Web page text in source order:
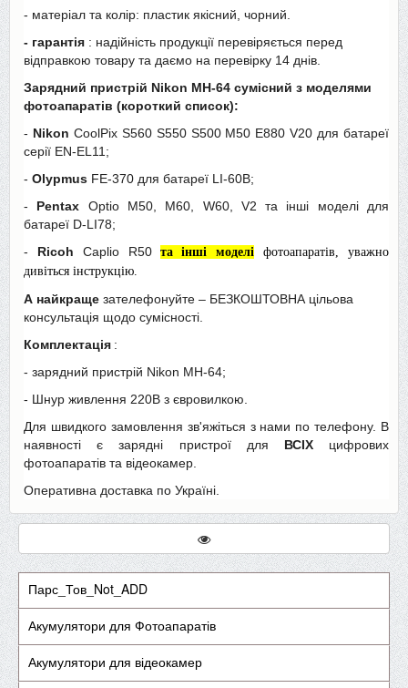
- матеріал та колір: пластик якісний, чорний.
- гарантія : надійність продукції перевіряється перед
відправкою товару та даємо на перевірку 14 днів.
Зарядний пристрій Nikon MH-64 сумісний з моделями
фотоапаратів (короткий список):
- Nikon CoolPix S560 S550 S500 M50 E880 V20 для батареї
серії EN-EL11;
- Olypmus FE-370 для батареї LI-60B;
- Pentax Optio M50, M60, W60, V2 та інші моделі для
батареї D-LI78;
- Ricoh Caplio R50 та інші моделі фотоапаратів, уважно
дивіться інструкцію.
А найкраще зателефонуйте – БЕЗКОШТОВНА цільова
консультація щодо сумісності.
Комплектація :
- зарядний пристрій Nikon MH-64;
- Шнур живлення 220В з євровилкою.
Для швидкого замовлення зв'яжіться з нами по телефону. В
наявності є зарядні пристрої для ВСІХцифрових
фотоапаратів та відеокамер.
Оперативна доставка по Україні.
Парс_Тов_Not_ADD
Акумулятори для Фотоапаратів
Акумулятори для відеокамер